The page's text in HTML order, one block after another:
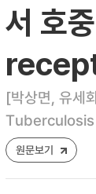
서 호
[박상면, 유세
원문보기